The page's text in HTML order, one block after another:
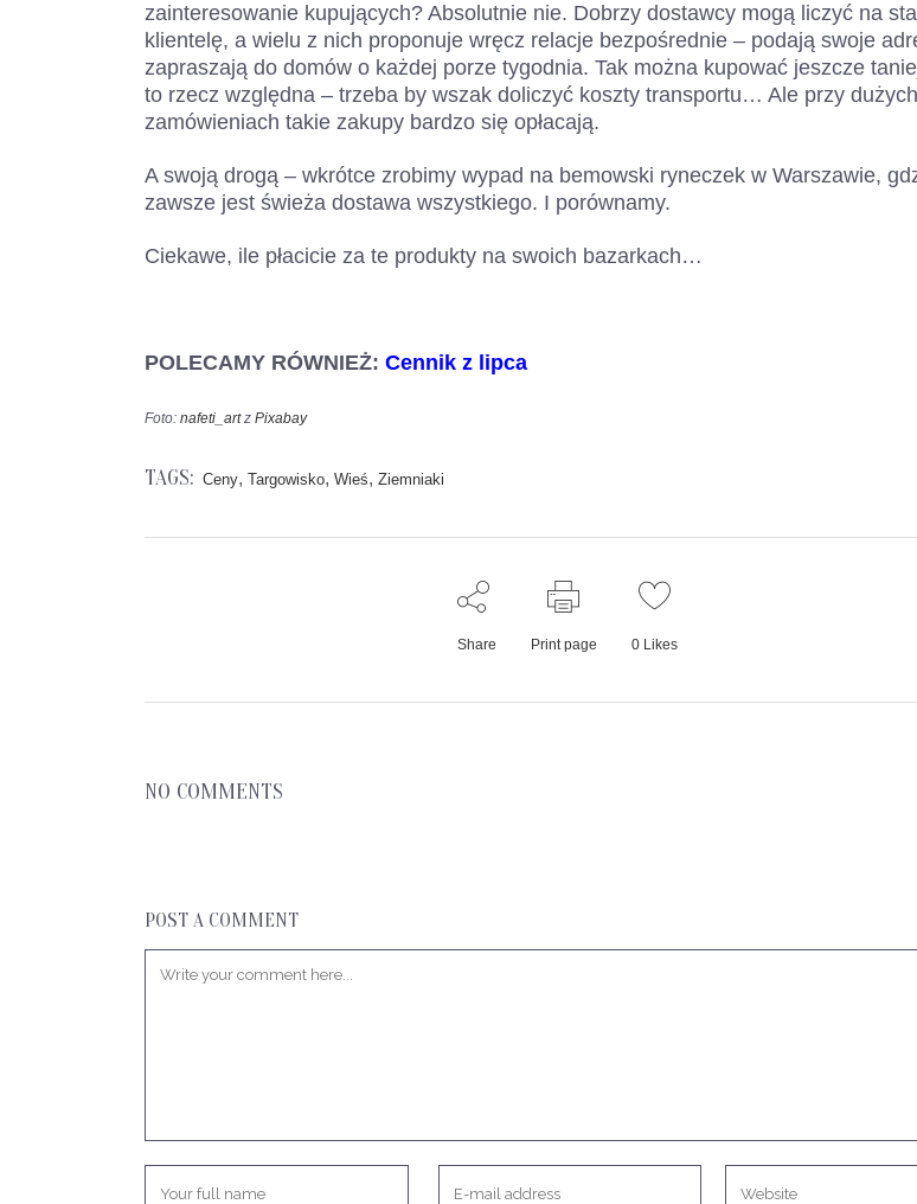
zainteresowanie kupujących? Absolutnie nie. Dobrzy dostawcy mogą liczyć na
klientelę, a wielu z nich proponuje wręcz relacje bezpośrednie – podają swoje
zapraszają do domów o każdej porze tygodnia. Tak można kupować jeszcze
to rzecz względna – trzeba by wszak doliczyć koszty transportu… Ale przy dużych
zamówieniach takie zakupy bardzo się opłacają.
A swoją drogą – wkrótce zrobimy wypad na bemowski ryneczek w Warszawie,
zawsze jest świeża dostawa wszystkiego. I porównamy.
Ciekawe, ile płacicie za te produkty na swoich bazarkach…
POLECAMY RÓWNIEŻ: Cennik z lipca
Foto: nafeti_artz Pixabay
TAGS: Ceny, Targowisko, Wieś, Ziemniaki
Share Print page 0Likes
NO COMMENTS
POST A COMMENT